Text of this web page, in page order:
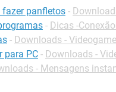
fazer panfletos -
- Dicas -
- Downloads -
para PC - Downloads -
- Mensagens